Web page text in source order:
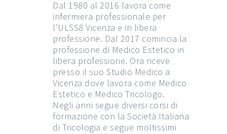
Dal 1980 al 2016 lavora come
infermiera professionale per
l’ULSS8 Vicenza e in libera
professione. Dal 2017 comincia la
professione di Medico Estetico in
libera professione. Ora riceve
presso il suo Studio Medico a
Vicenza dove lavora come Medico
Estetico e Medico Tricologo.
Negli anni segue diversi corsi di
formazione con la Società Italiana
di Tricologia e segue moltissimi